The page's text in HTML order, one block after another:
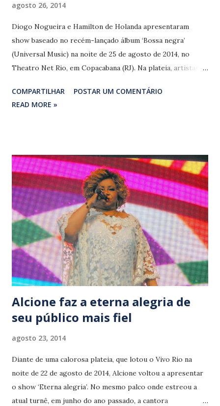
agosto 26, 2014
Diogo Nogueira e Hamilton de Holanda apresentaram
show baseado no recém-lançado álbum ‘Bossa negra’
(Universal Music) na noite de 25 de agosto de 2014, no
Theatro Net Rio, em Copacabana (RJ). Na plateia, artistas
Macalé e Marcelo D2 comprovavam a tal “miscigenação”
citada por Hamilton para definir a bossa feita em parceria
(‘Vatapá’) e Geraldo Pereira (‘Sem compromisso’) à seleta
lista de autores que constam no projeto. “Bossa negra é
Baden Powell, Vinicius de Moraes, Caetano Veloso, Arlindo
Cruz, Ary Barroso, João Nogueira, Paulo César Pinheiro,
Pixinguinha”, definiu Diogo. Desenvolto, o cantor
relembrou ‘Batendo a porta’, de João e PC Pinheiro, senha
para a apresentação de ‘Salamandra’, preciosa composição
da extinta dupla, que permanecia inédita. Acompanhado...
COMPARTILHAR
POSTAR UM COMENTÁRIO
READ MORE »
Alcione faz a eterna alegria de
seu público mais fiel
agosto 23, 2014
Diante de uma calorosa plateia, que lotou o Vivo Rio na
noite de 22 de agosto de 2014, Alcione voltou a apresentar
o show ‘Eterna alegria’. No mesmo palco onde estreou a
atual turnê, em junho do ano passado, a cantora